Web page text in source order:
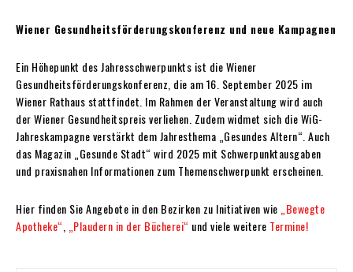
Wiener Gesundheitsförderungskonferenz und neue Kampagnen
Ein Höhepunkt des Jahresschwerpunkts ist die Wiener
Gesundheitsförderungskonferenz, die am 16. September 2025 im
Wiener Rathaus stattfindet. Im Rahmen der Veranstaltung wird auch
der Wiener Gesundheitspreis verliehen. Zudem widmet sich die WiG-
Jahreskampagne verstärkt dem Jahresthema „Gesundes Altern“. Auch
das Magazin „Gesunde Stadt“ wird 2025 mit Schwerpunktausgaben
und praxisnahen Informationen zum Themenschwerpunkt erscheinen.
Hier finden Sie Angebote in den Bezirken zu Initiativen wie „Bewegte
Apotheke“
„Plaudern in der Bücherei“ und viele weitere Termine!